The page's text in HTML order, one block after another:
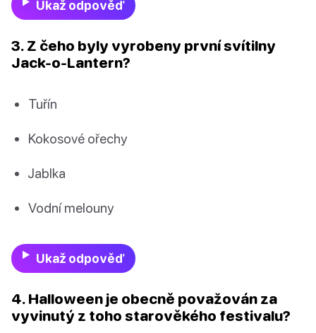
Ukaž odpověď
3. Z čeho byly vyrobeny první svítilny
Jack-o-Lantern?
Tuřín
Kokosové ořechy
Jablka
Vodní melouny
Ukaž odpověď
4. Halloween je obecně považován za
vyvinutý z toho starověkého festivalu?